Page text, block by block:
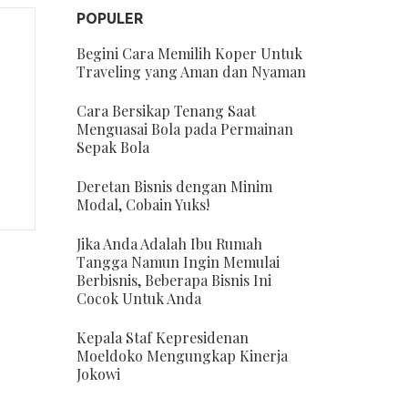
POPULER
Begini Cara Memilih Koper Untuk
Traveling yang Aman dan Nyaman
Cara Bersikap Tenang Saat
Menguasai Bola pada Permainan
Sepak Bola
Deretan Bisnis dengan Minim
Modal, Cobain Yuks!
Jika Anda Adalah Ibu Rumah
Tangga Namun Ingin Memulai
Berbisnis, Beberapa Bisnis Ini
Cocok Untuk Anda
Kepala Staf Kepresidenan
Moeldoko Mengungkap Kinerja
Jokowi